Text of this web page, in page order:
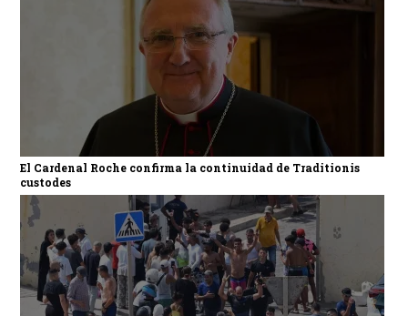
El Cardenal Roche confirma la continuidad de Traditionis
custodes